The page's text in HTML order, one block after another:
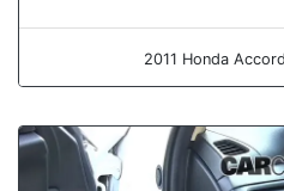
2011 Honda